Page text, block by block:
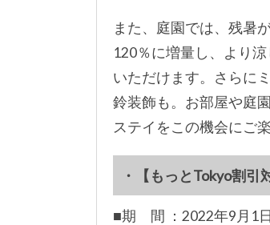
また、庭園では、残暑
120％に増量し、より
いただけます。さらに
鈴装飾も。お部屋や庭
ステイをこの機会にご
・【もっとTokyo割引
■期 間 ：2022年9月1